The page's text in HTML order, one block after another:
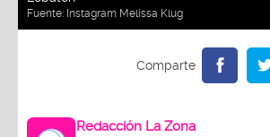
Fuente: Instagram Melissa Klug
Redacción La Zona